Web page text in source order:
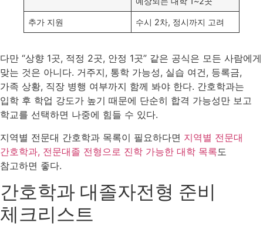
추가 지원 수시 2차, 정시까지 고려
다만 “상향 1곳, 적정 2곳, 안정 1곳” 같은 공식은 모든 사람에게
맞는 것은 아니다. 거주지, 통학 가능성, 실습 여건, 등록금,
가족 상황, 직장 병행 여부까지 함께 봐야 한다. 간호학과는
입학 후 학업 강도가 높기 때문에 단순히 합격 가능성만 보고
학교를 선택하면 나중에 힘들 수 있다.
지역별 전문대 간호학과 목록이 필요하다면 지역별 전문대
간호학과, 전문대졸 전형으로 진학 가능한 대학 목록 도
참고하면 좋다.
간호학과 대졸자전형 준비
체크리스트